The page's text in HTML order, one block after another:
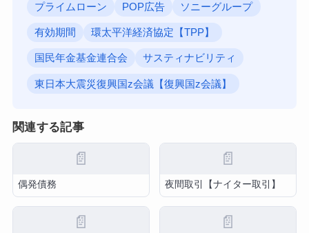
プライムローン POP広告 ソニーグループ
有効期間 環太平洋経済協定【TPP】
国民年金基金連合会 サスティナビリティ
東日本大震災復興国z会議【復興国z会議】
関連する記事
📄
偶発債務
📄
夜間取引【ナイター取引】
📄 📄